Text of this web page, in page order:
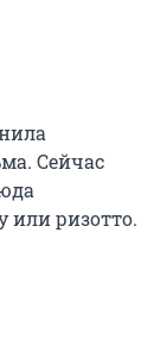
Сейчас
или ризотто.